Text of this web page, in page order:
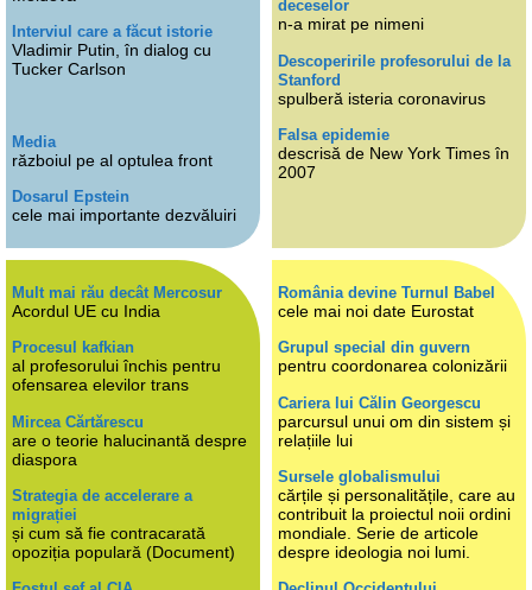
Interviul care a făcut istorie
Vladimir Putin, în dialog cu
Tucker Carlson
Media
războiul pe al optulea front
Dosarul Epstein
cele mai importante dezvăluiri
deceselor
n-a mirat pe nimeni
Descoperirile profesorului de la
Stanford
spulberă isteria coronavirus
Falsa epidemie
descrisă de New York Times în
2007
Mult mai rău decât Mercosur
Acordul UE cu India
Procesul kafkian
al profesorului închis pentru
ofensarea elevilor trans
Mircea Cărtărescu
are o teorie halucinantă despre
diaspora
Strategia de accelerare a
migrației
și cum să fie contracarată
opoziția populară (Document)
România devine Turnul Babel
cele mai noi date Eurostat
Grupul special din guvern
pentru coordonarea colonizării
Cariera lui Călin Georgescu
parcursul unui om din sistem și
relațiile lui
Sursele globalismului
cărțile și personalitățile, care au
contribuit la proiectul noii ordini
mondiale. Serie de articole
despre ideologia noi lumi.